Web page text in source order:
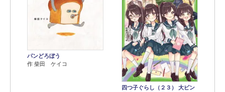
パンどろぼう
作 柴田 ケイコ
四つ子ぐらし（２３） 大ピン